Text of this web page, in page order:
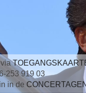
via
253 919 03
in de